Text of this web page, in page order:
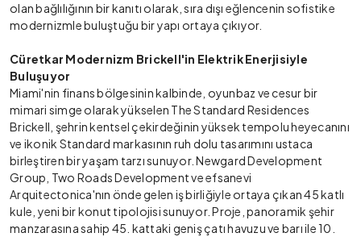
olan bağlılığının bir kanıtı olarak, sıra dışı eğlencenin sofistike
modernizmle buluştuğu bir yapı ortaya çıkıyor.
Cüretkar Modernizm Brickell'in Elektrik Enerjisiyle
Buluşuyor
Miami'nin finans bölgesinin kalbinde, oyunbaz ve cesur bir
mimari simge olarak yükselen The Standard Residences
Brickell, şehrin kentsel çekirdeğinin yüksek tempolu heyecanını
ve ikonik Standard markasının ruh dolu tasarımını ustaca
birleştiren bir yaşam tarzı sunuyor. Newgard Development
Group, Two Roads Development ve efsanevi
Arquitectonica'nın önde gelen iş birliğiyle ortaya çıkan 45 katlı
kule, yeni bir konut tipolojisi sunuyor. Proje, panoramik şehir
manzarasına sahip 45. kattaki geniş çatı havuzu ve barı ile 10.